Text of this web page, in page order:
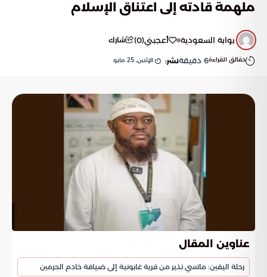
ملهمة قادته إلى اعتناق الإسلام
بوابة السعودية أعجبني(
0
) شارك
دقائق القراءة6 دقيقةنشر: الإثنين, 25 مايو
عناوين المقال
رحلة اليقين: ماتسي نذير من قرية غابونية إلى ضيافة خادم الحرمين